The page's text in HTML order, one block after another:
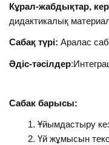
Кұрал-жабдықтар,
дидактикалық
Сабақ түрі:Аралас
Әдіс-тәсілдер
Сабакбарысы:
Ұйымдастыру
Үй жұмысын